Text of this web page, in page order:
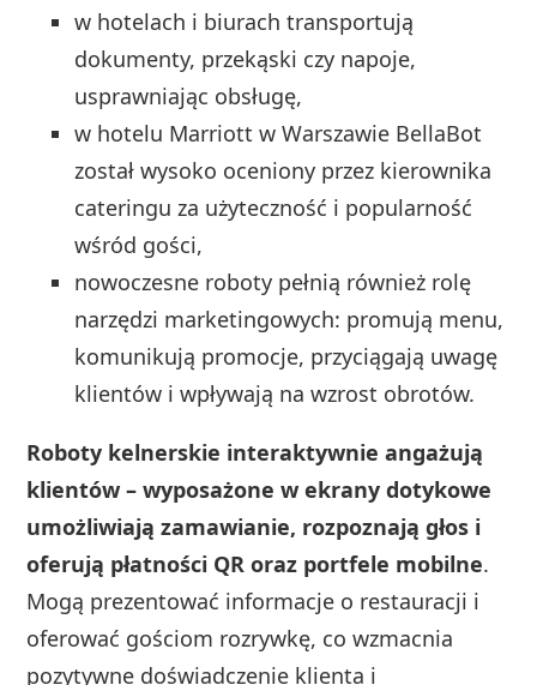
w hotelach i biurach transportują
dokumenty, przekąski czy napoje,
usprawniając obsługę,
w hotelu Marriott w Warszawie BellaBot
został wysoko oceniony przez kierownika
cateringu za użyteczność i popularność
wśród gości,
nowoczesne roboty pełnią również rolę
narzędzi marketingowych: promują menu,
komunikują promocje, przyciągają uwagę
klientów i wpływają na wzrost obrotów.
Roboty kelnerskie interaktywnie angażują
klientów – wyposażone w ekrany dotykowe
umożliwiają zamawianie, rozpoznają głos i
oferują płatności QR oraz portfele mobilne.
Mogą prezentować informacje o restauracji i
oferować gościom rozrywkę, co wzmacnia
pozytywne doświadczenie klienta i